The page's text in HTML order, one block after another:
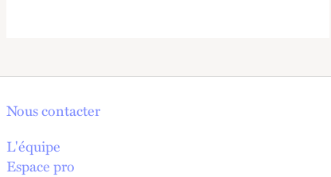
Nous contacter
L'équipe
Espace pro